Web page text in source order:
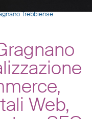
Trebbiense
Web,